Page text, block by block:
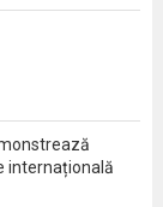
internațională